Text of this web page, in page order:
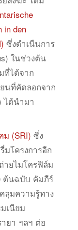
in den
ซึ่งดำเนืนการ
ในช่วงต้น
ที่ได้จาก
นที่คัดลอกจาก
ได้นำมา
ม (SRI) ซึ่ง
มโครงการอีก
ายไมโครฟิล์ม
ต้นฉบับ คัมภีร์
ลุมความรู้ทาง
เนียม
ยา ฯลฯ ต่อ